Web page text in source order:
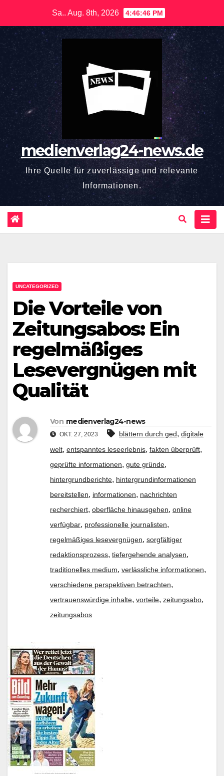
springen
Sa.. Aug. 8th, 2026 4:46:47 PM
medienverlag24-news.de
Ihre Quelle für zuverlässige und relevante
Informationen.
UNCATEGORIZED
Die Vorteile von
Zeitungsabos: Ein
regelmäßiges
Lesevergnügen mit
Qualität
Von medienverlag24-news
OKT. 27, 2023 blättern durch ged, digitale
welt, entspanntes leseerlebnis, fakten überprüft,
geprüfte informationen, gute gründe,
hintergrundberichte, hintergrundinformationen
bereitstellen, informationen, nachrichten
recherchiert, oberfläche hinausgehen, online
verfügbar, professionelle journalisten,
regelmäßiges lesevergnügen, sorgfältiger
redaktionsprozess, tiefergehende analysen,
traditionelles medium, verlässliche informationen,
verschiedene perspektiven betrachten,
vertrauenswürdige inhalte, vorteile, zeitungsabo,
zeitungsabos